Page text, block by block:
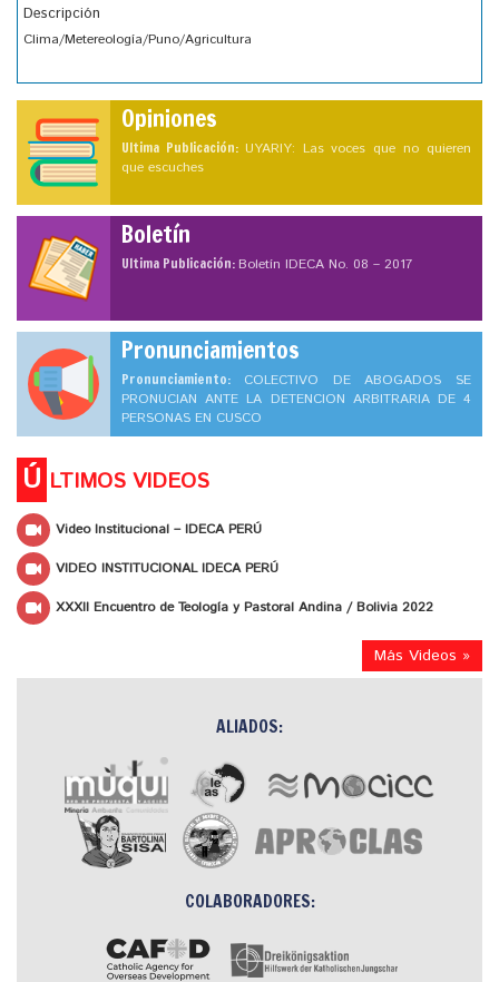
Descripción
Clima/Metereología/Puno/Agricultura
Opiniones
Ultima Publicación: UYARIY: Las voces que no quieren
que escuches
Boletín
Ultima Publicación:Boletín IDECA No. 08 – 2017
Pronunciamientos
Pronunciamiento: COLECTIVO DE ABOGADOS SE
PRONUCIAN ANTE LA DETENCION ARBITRARIA DE 4
PERSONAS EN CUSCO
Ú LTIMOS VIDEOS
Video Institucional – IDECA PERÚ
VIDEO INSTITUCIONAL IDECA PERÚ
XXXII Encuentro de Teología y Pastoral Andina / Bolivia 2022
Más Videos »
ALIADOS:
COLABORADORES: